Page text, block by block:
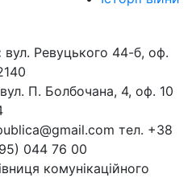
вул. Ревуцького 44-б, оф.
вул. П. Болбочана, 4, оф. 10
тел. +38
044 76 00
комунікаційного